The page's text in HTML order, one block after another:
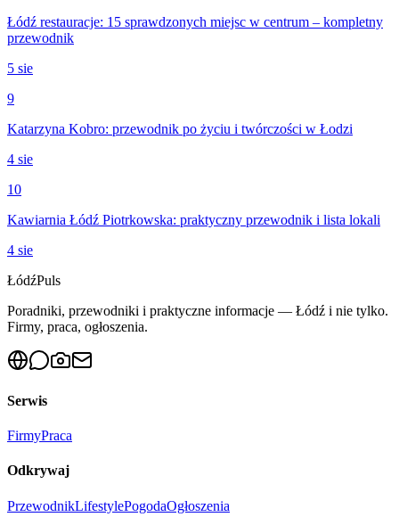
Łódź restauracje: 15 sprawdzonych miejsc w centrum – kompletny
przewodnik
5 sie
9
Katarzyna Kobro: przewodnik po życiu i twórczości w Łodzi
4 sie
10
Kawiarnia Łódź Piotrkowska: praktyczny przewodnik i lista lokali
4 sie
ŁódźPuls
Poradniki, przewodniki i praktyczne informacje — Łódź i nie tylko.
Firmy, praca, ogłoszenia.
Serwis
FirmyPraca
Odkrywaj
PrzewodnikLifestylePogodaOgłoszenia